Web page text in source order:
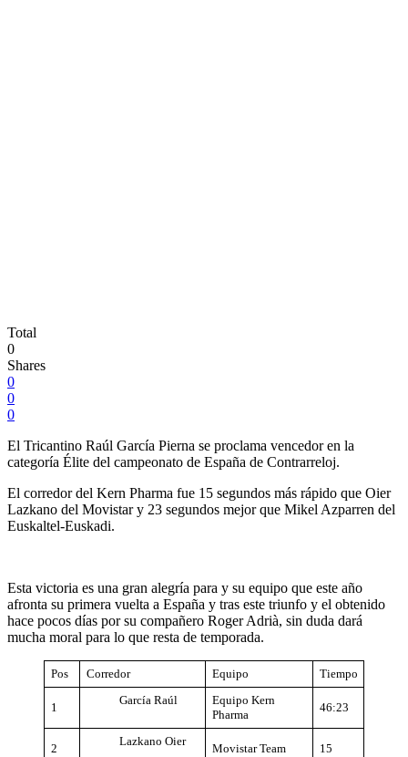
Total
0
Shares
0
0
0
El Tricantino Raúl García Pierna se proclama vencedor en la
categoría Élite del campeonato de España de Contrarreloj.
El corredor del Kern Pharma fue 15 segundos más rápido que Oier
Lazkano del Movistar y 23 segundos mejor que Mikel Azparren del
Euskaltel-Euskadi.
Esta victoria es una gran alegría para y su equipo que este año
afronta su primera vuelta a España y tras este triunfo y el obtenido
hace pocos días por su compañero Roger Adrià, sin duda dará
mucha moral para lo que resta de temporada.
Pos Corredor Equipo Tiempo
1
García Raúl
Equipo Kern
Pharma
46:23
2
Lazkano Oier
Movistar Team 15